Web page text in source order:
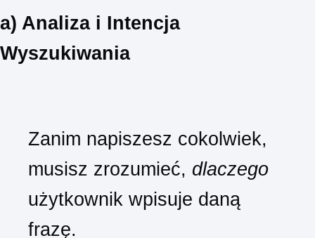
a) Analiza i Intencja
Wyszukiwania
Zanim napiszesz cokolwiek,
musisz zrozumieć, dlaczego
użytkownik wpisuje daną
frazę.